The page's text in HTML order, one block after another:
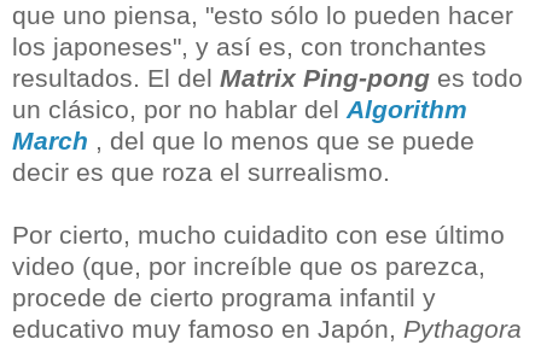
que uno piensa, "esto sólo lo pueden hacer
los japoneses", y así es, con tronchantes
resultados. El del Matrix Ping-pong es todo
un clásico, por no hablar del Algorithm
March , del que lo menos que se puede
decir es que roza el surrealismo.
Por cierto, mucho cuidadito con ese último
video (que, por increíble que os parezca,
procede de cierto programa infantil y
educativo muy famoso en Japón, Pythagora